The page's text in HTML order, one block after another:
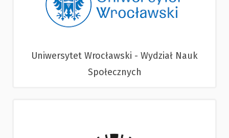
Uniwersytet Wrocławski - Wydział Nauk
Społecznych